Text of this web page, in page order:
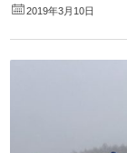
2019年3月10日